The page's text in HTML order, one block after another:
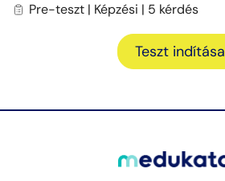
Pre-teszt | Képzési | 5 kérdés
Teszt indítása